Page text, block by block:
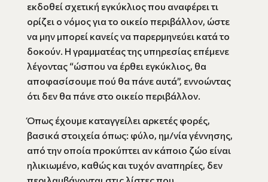
εκδοθεί σχετική εγκύκλιος που αναφέρει τι
ορίζει ο νόμος για το οικείο περιβάλλον, ώστε
να μην μπορεί κανείς να παρερμηνεύει κατά το
δοκούν. Η γραμματέας της υπηρεσίας επέμενε
λέγοντας “ώσπου να έρθει εγκύκλιος, θα
αποφασίσουμε πού θα πάνε αυτά”, εννοώντας
ότι δεν θα πάνε στο οικείο περιβάλλον.
Όπως έχουμε καταγγείλει αρκετές φορές,
βασικά στοιχεία όπως: φύλο, ημ/νία γέννησης,
από την οποία προκύπτει αν κάποιο ζώο είναι
ηλικιωμένο, καθώς και τυχόν αναπηρίες, δεν